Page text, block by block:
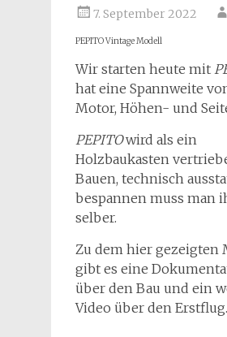
7. September 2022
PEPITO Vintage Modell
Wir starten heute mit
hat eine Spannweite
Motor, Höhen- und
PEPITOwird als ein
Holzbaukasten
Bauen, technisch
bespannen muss man
selber.
Zu dem hier gezeigten
gibt es eine
über den Bau und ein
Video über den Erstflug.